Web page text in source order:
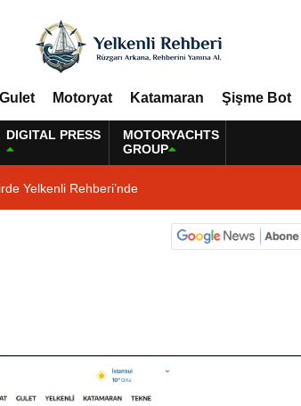
Gulet Motoryat Katamaran Şişme Bot
DIGITAL PRESS
MOTORYACHTS
GROUP
Yelkenli Rehberi’nde